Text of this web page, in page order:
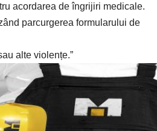
acordarea de îngrijiri medicale.
parcurgerea formularului de
alte violențe.”